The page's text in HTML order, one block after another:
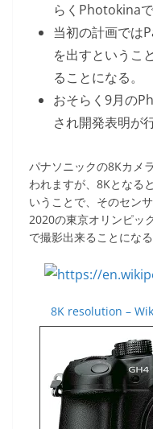
らくPhotokina
当初の計画では
を出すというこ
ることになる。
おそらく9月の
され開発表明が
パナソニックの8Kカメ
われますが、8Kとなる
いうことで、そのセン
2020の東京オリンピッ
で撮影出来ることにな
8K resolution –